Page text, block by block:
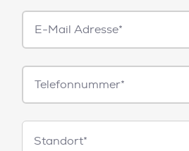
E-
Mail*
Telefonnummer
Standorte
Standort*